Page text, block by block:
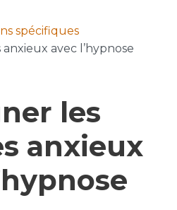
spécifiques
avec l’hypnose
les
anxieux